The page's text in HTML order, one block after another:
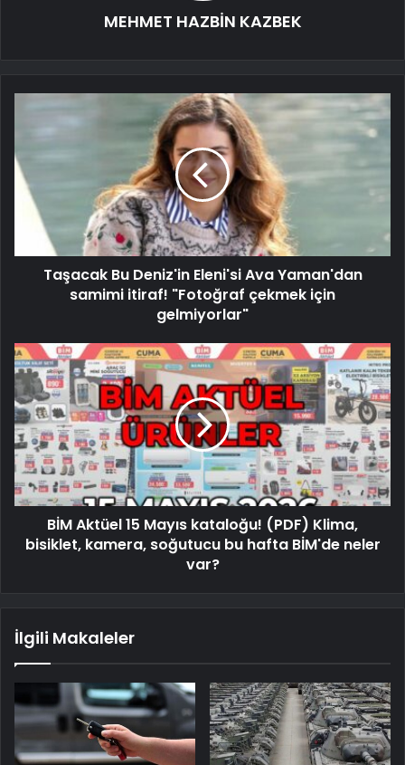
MEHMET HAZBİN KAZBEK
Taşacak Bu Deniz'in Eleni'si Ava Yaman'dan
samimi itiraf! "Fotoğraf çekmek için
gelmiyorlar"
BİM Aktüel 15 Mayıs kataloğu! (PDF) Klima,
bisiklet, kamera, soğutucu bu hafta BİM'de neler
var?
İlgili Makaleler